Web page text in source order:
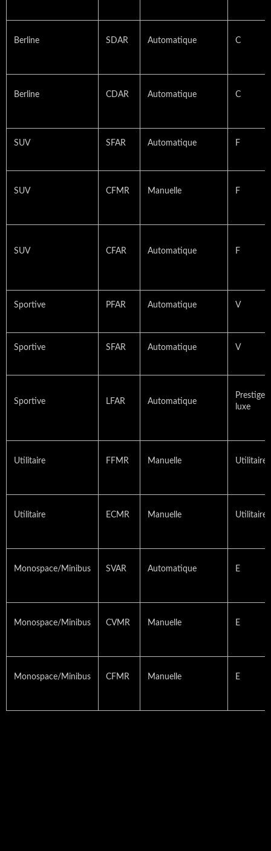
Berline SDAR Automatique C
Berline CDAR Automatique C
SUV SFAR Automatique F
SUV CFMR Manuelle F
SUV CFAR Automatique F
Sportive PFAR Automatique V
Sportive SFAR Automatique V
Sportive LFAR Automatique
Prestige
luxe
Utilitaire FFMR Manuelle Utilitaire
Utilitaire ECMR Manuelle Utilitaire
Monospace/Minibus SVAR Automatique E
Monospace/Minibus CVMR Manuelle E
Monospace/Minibus CFMR Manuelle E